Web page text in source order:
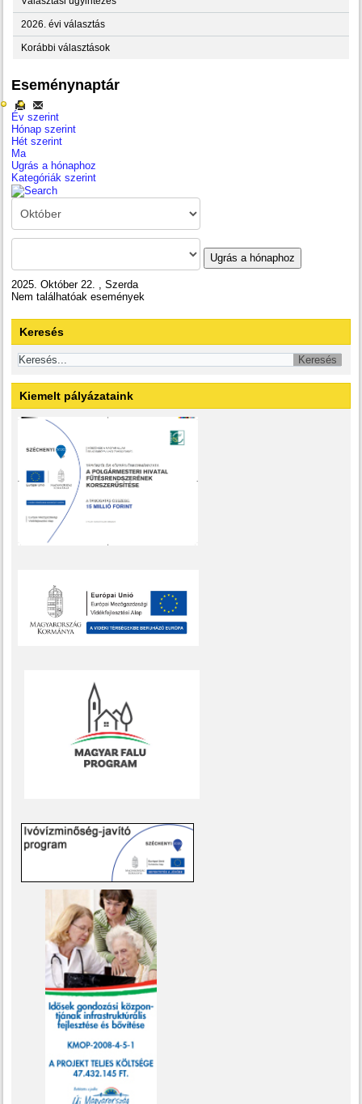
2026. évi választás
Korábbi választások
Eseménynaptár
Év szerint
Hónap szerint
Hét szerint
Ma
Ugrás a hónaphoz
Kategóriák szerint
Ugrás a hónaphoz
2025. Október 22. , Szerda
Nem találhatóak események
Keresés
Kiemelt pályázataink